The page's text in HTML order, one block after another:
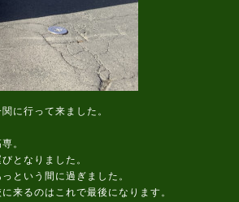
に行って来ました。
。
となりました。
という間に過ぎました。
来るのはこれで最後になります。